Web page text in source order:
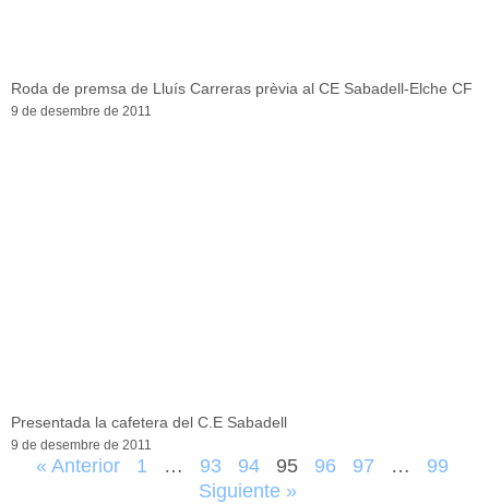
Roda de premsa de Lluís Carreras prèvia al CE Sabadell-Elche CF
9 de desembre de 2011
Presentada la cafetera del C.E Sabadell
9 de desembre de 2011
« Anterior 1 … 93 94 95 96 97 …
99
Siguiente »